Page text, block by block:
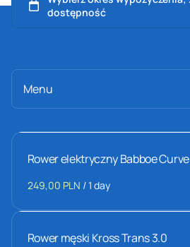
Menu
Rowery elektryczne
Winter time
Rower elektryczny Babboe Curve
/
Rower męski Kross Trans 3.0